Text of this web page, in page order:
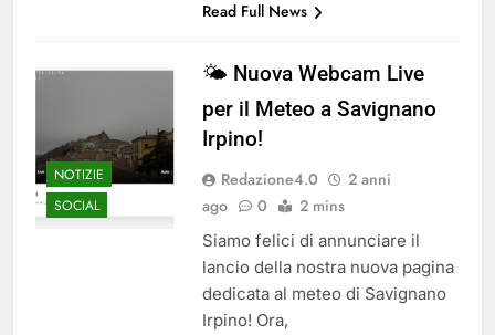
Read Full News
NOTIZIE
SOCIAL
🌤️ Nuova Webcam Live
per il Meteo a Savignano
Irpino!
Redazione4.0
2 anni
ago
0 2 mins
Siamo felici di annunciare il
lancio della nostra nuova pagina
dedicata al meteo di Savignano
Irpino! Ora,